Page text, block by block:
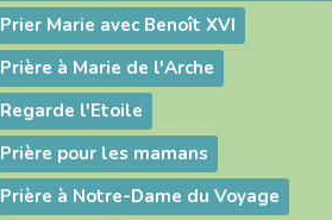
Prier Marie avec Benoît XVI
Prière à Marie de l'Arche
Regarde l'Etoile
Prière pour les mamans
Prière à Notre-Dame du Voyage